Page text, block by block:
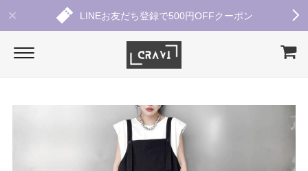
LINEお友だち登録で500円OFFクーポン